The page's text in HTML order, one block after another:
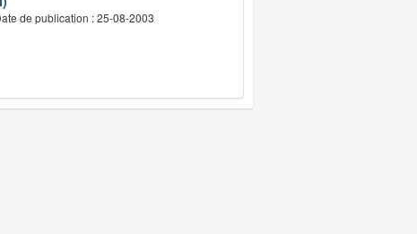
de publication : 25-08-2003